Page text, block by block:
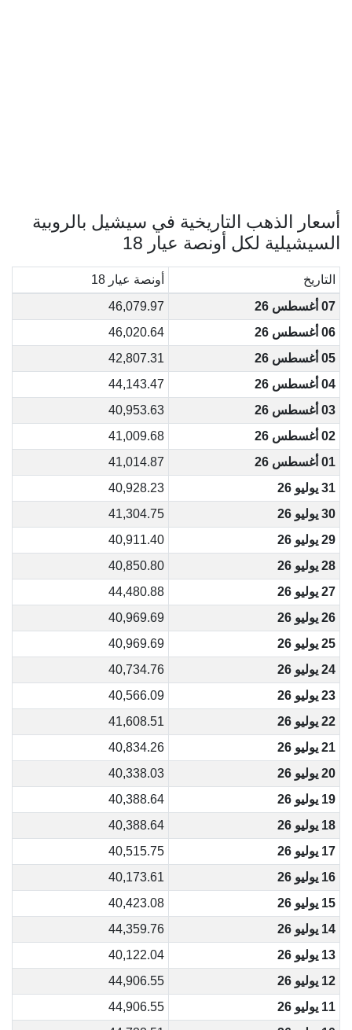
أسعار الذهب التاريخية في سيشيل بالروبية
السيشيلية لكل أونصة عيار 18
التاريخ
أونصة عيار 18
07 أغسطس 26
46,079.97
06 أغسطس 26
46,020.64
05 أغسطس 26
42,807.31
04 أغسطس 26
44,143.47
03 أغسطس 26
40,953.63
02 أغسطس 26
41,009.68
01 أغسطس 26
41,014.87
31 يوليو 26
40,928.23
30 يوليو 26
41,304.75
29 يوليو 26
40,911.40
28 يوليو 26
40,850.80
27 يوليو 26
44,480.88
26 يوليو 26
40,969.69
25 يوليو 26
40,969.69
24 يوليو 26
40,734.76
23 يوليو 26
40,566.09
22 يوليو 26
41,608.51
21 يوليو 26
40,834.26
20 يوليو 26
40,338.03
19 يوليو 26
40,388.64
18 يوليو 26
40,388.64
17 يوليو 26
40,515.75
16 يوليو 26
40,173.61
15 يوليو 26
40,423.08
14 يوليو 26
44,359.76
13 يوليو 26
40,122.04
12 يوليو 26
44,906.55
11 يوليو 26
44,906.55